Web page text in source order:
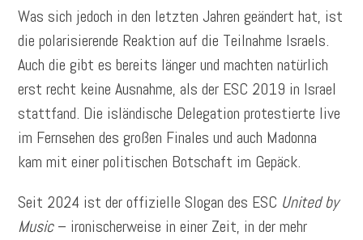
Was sich jedoch in den letzten Jahren geändert hat, ist
die polarisierende Reaktion auf die Teilnahme Israels.
Auch die gibt es bereits länger und machten natürlich
erst recht keine Ausnahme, als der ESC 2019 in Israel
stattfand. Die isländische Delegation protestierte live
im Fernsehen des großen Finales und auch Madonna
kam mit einer politischen Botschaft im Gepäck.
Seit 2024 ist der offizielle Slogan des ESC United by
Music– ironischerweise in einer Zeit, in der mehr